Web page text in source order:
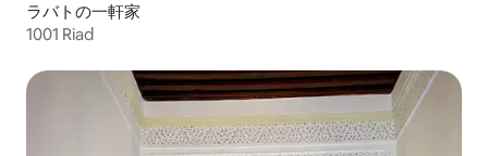
ラバトの一軒家
1001 Riad